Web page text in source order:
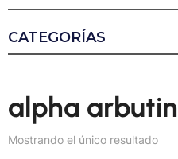
CATEGORÍAS
alpha arbutin
Mostrando el único resultado